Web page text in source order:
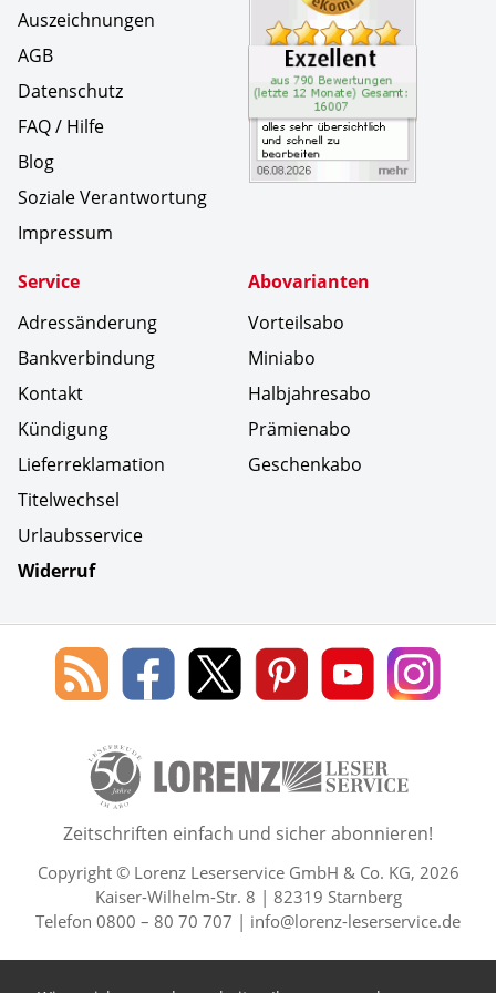
Auszeichnungen
AGB
Datenschutz
FAQ / Hilfe
Blog
Soziale Verantwortung
Impressum
Service
Adressänderung
Bankverbindung
Kontakt
Kündigung
Lieferreklamation
Titelwechsel
Urlaubsservice
Widerruf
Abovarianten
Vorteilsabo
Miniabo
Halbjahresabo
Prämienabo
Geschenkabo
Social Media
Blog
des
Leserservice
Lorenz
Leserservice
Lorenz
Leserservice
Lorenz
Leserservice
Lorenz
Leserservice
Lorenz
50 Lesefreude im Abo Jahre
Zeitschriften einfach und sicher abonnieren!
Copyright © Lorenz Leserservice GmbH & Co. KG, 2026
Kaiser-Wilhelm-Str. 8 | 82319 Starnberg
Telefon 0800 – 80 70 707 | info@lorenz-leserservice.de